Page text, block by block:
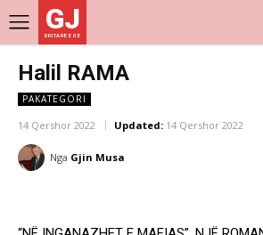
GJ
DRITARE E RE
Halil RAMA
PAKATEGORI
14 Qershor 2022 Updated: 14 Qershor 2022
Nga Gjin Musa